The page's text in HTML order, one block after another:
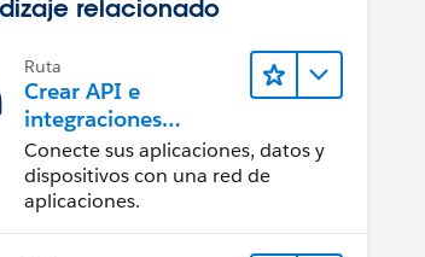
relacionado
Ruta
Crear API e
integraciones
increíbles con
MuleSoft
Conecte sus aplicaciones, datos y
dispositivos con una red de
aplicaciones.